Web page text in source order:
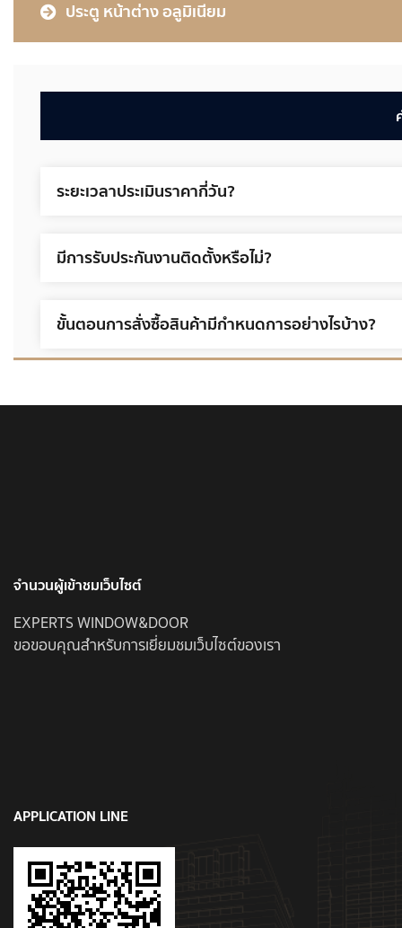
ประตู หน้าต่าง อลูมิเนียม
ระยะเวลาประเมินราคากี่วัน?
มีการรับประกันงานติดตั้งหรือไม่?
ขั้นตอนการสั่งซื้อสินค้ามีกำหนดการอย่างไรบ้าง?
จำนวนผู้เข้าชมเว็บไซต์
EXPERTS WINDOW&DOOR
ขอขอบคุณสำหรับการเยี่ยมชมเว็บไซต์ของเรา
APPLICATION LINE